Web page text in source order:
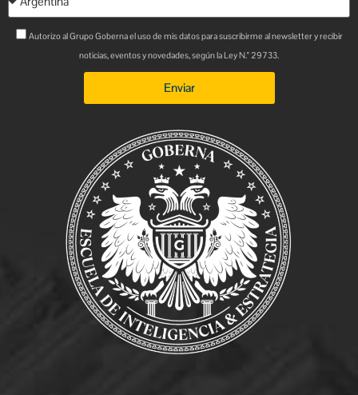
Autorizo al Grupo Goberna el uso de mis datos para suscribirme al newsletter y recibir
noticias, eventos y novedades, según la Ley N.° 29733.
Enviar